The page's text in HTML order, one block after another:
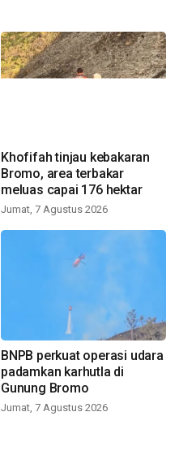
Khofifah tinjau kebakaran
Bromo, area terbakar
meluas capai 176 hektar
Jumat, 7 Agustus 2026
BNPB perkuat operasi udara
padamkan karhutla di
Gunung Bromo
Jumat, 7 Agustus 2026